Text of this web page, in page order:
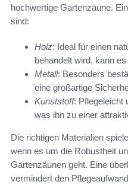
hochwertige Gartenzäune.
sind:
Holz: Ideal für einen
behandelt wird, kann
Metall: Besonders
eine großartige
Kunststoff: Pflegeleicht
was ihn zu einer
Die richtigen Materialien
wenn es um die Robustheit
Gartenzäunen geht. Eine
vermindert den